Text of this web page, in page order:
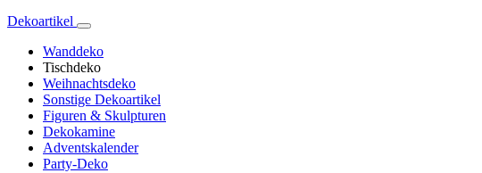
Dekoartikel
Wanddeko
Tischdeko
Weihnachtsdeko
Sonstige Dekoartikel
Figuren & Skulpturen
Dekokamine
Adventskalender
Party-Deko